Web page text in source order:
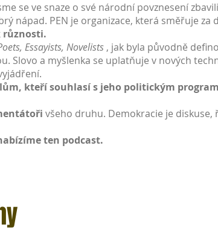
se ve snaze o své národní povznesení
nápad. PEN je organizace, která směřuje za
různosti.
Essayists, Novelists , jak byla původně
Slovo a myšlenka se uplatňuje v nových
kteří souhlasí s jeho politickým
všeho druhu. Demokracie je diskuse,
ten podcast.